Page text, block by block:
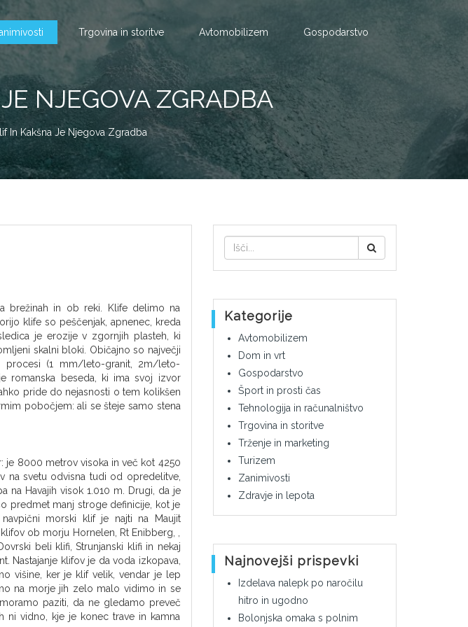
Trgovina in storitve Avtomobilizem Gospodarstvo
NJEGOVA ZGRADBA
In Kakšna Je Njegova Zgradba
brežinah in ob reki. Klife delimo na
klife so peščenjak, apnenec, kreda
je erozije v zgornjih plasteh, ki
skalni bloki. Običajno so največji
procesi (1 mm/leto-granit, 2m/leto-
romanska beseda, ki ima svoj izvor
pride do nejasnosti o tem kolikšen
pobočjem: ali se šteje samo stena
je 8000 metrov visoka in več kot 4250
na svetu odvisna tudi od opredelitve,
na Havajih visok 1.010 m. Drugi, da je
predmet manj stroge definicije, kot je
morski klif je najti na Maujit
ob morju Hornelen, Rt Enibberg, ,
beli klifi, Strunjanski klifi in nekaj
Nastajanje klifov je da voda izkopava,
višine, ker je klif velik, vendar je lep
na morje jih zelo malo vidimo in se
paziti, da ne gledamo preveč
ni vidno, kje je konec trave in kamna
Kategorije
Avtomobilizem
Dom in vrt
Gospodarstvo
Šport in prosti čas
Tehnologija in računalništvo
Trgovina in storitve
Trženje in marketing
Turizem
Zanimivosti
Zdravje in lepota
Najnovejši prispevki
Izdelava nalepk po naročilu
hitro in ugodno
Bolonjska omaka s polnim